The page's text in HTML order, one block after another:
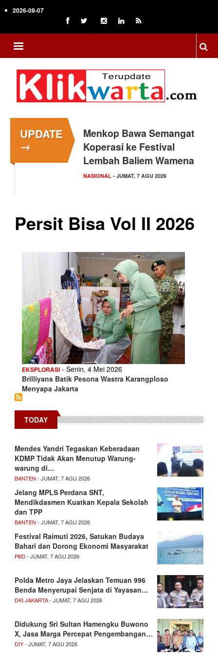
to
content
2026-08-07
UPDATE
→
Menkop Bawa Semangat
Koperasi ke Festival
Lembah Baliem Wamena
NASIONAL - JUMAT, 7 AGU 2026
Persit Bisa Vol II 2026
EKSPLORASI - Senin, 4 Mei 2026
Brilliyans Batik Pesona Wastra Karangploso
Menyapa Jakarta
TODAY
Mendes Yandri Tegaskan Keberadaan
KDMP Tidak Akan Menutup Warung-
warung di…
BANTEN - JUMAT, 7 AGU 2026
Jelang MPLS Perdana SNT,
Mendikdasmen Kuatkan Kepala Sekolah
dan TPP
BANTEN - JUMAT, 7 AGU 2026
Festival Raimuti 2026, Satukan Budaya
Bahari dan Dorong Ekonomi Masyarakat
PBD- JUMAT, 7 AGU 2026
Polda Metro Jaya Jelaskan Temuan 996
Benda Menyerupai Senjata di Yayasan…
DKI JAKARTA- JUMAT, 7 AGU 2026
Didukung Sri Sultan Hamengku Buwono
X, Jasa Marga Percepat Pengembangan…
DIY- JUMAT, 7 AGU 2026